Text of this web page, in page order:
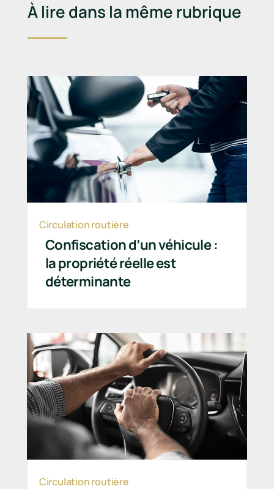
À lire dans la même rubrique
Confiscation d’un véhicule :
la propriété réelle est
déterminante
Circulation routière
Circulation routière